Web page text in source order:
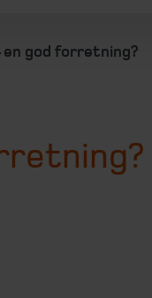
en god forretning?